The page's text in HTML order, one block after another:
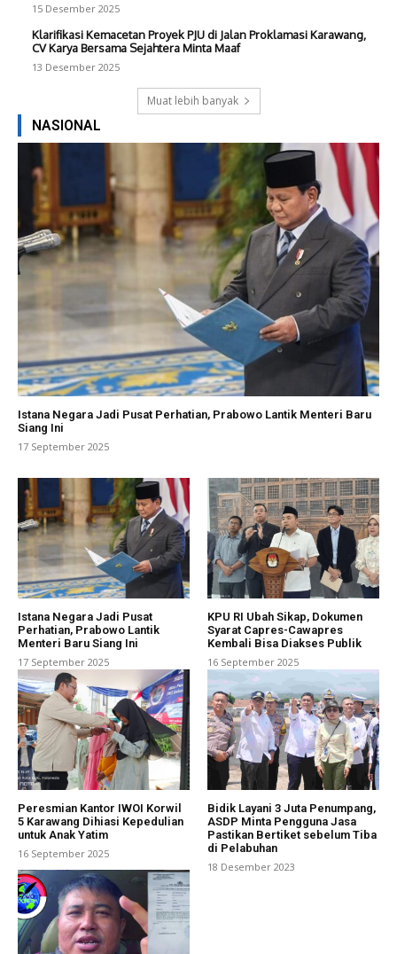
15 Desember 2025
Klarifikasi Kemacetan Proyek PJU di Jalan Proklamasi Karawang,
CV Karya Bersama Sejahtera Minta Maaf
13 Desember 2025
Muat lebih banyak
NASIONAL
Istana Negara Jadi Pusat Perhatian, Prabowo Lantik Menteri Baru
Siang Ini
17 September 2025
Istana Negara Jadi Pusat
Perhatian, Prabowo Lantik
Menteri Baru Siang Ini
17 September 2025
KPU RI Ubah Sikap, Dokumen
Syarat Capres-Cawapres
Kembali Bisa Diakses Publik
16 September 2025
Peresmian Kantor IWOI Korwil
5 Karawang Dihiasi Kepedulian
untuk Anak Yatim
16 September 2025
Bidik Layani 3 Juta Penumpang,
ASDP Minta Pengguna Jasa
Pastikan Bertiket sebelum Tiba
di Pelabuhan
18 Desember 2023